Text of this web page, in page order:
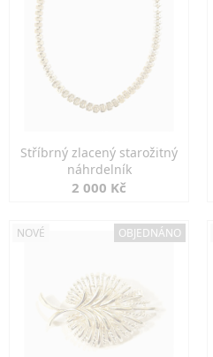
Stříbrný zlacený starožitný
náhrdelník
2 000 Kč
NOVÉ OBJEDNÁNO